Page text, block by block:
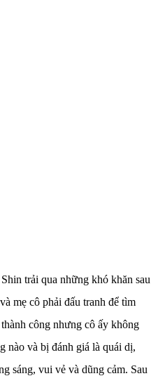
trải qua những khó khăn sau
mẹ cô phải đấu tranh để tìm
công nhưng cô ấy không
nào và bị đánh giá là quái dị,
sáng, vui vẻ và dũng cảm. Sau